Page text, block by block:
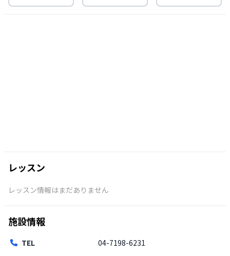
レッスン
レッスン情報はまだありません
施設情報
TEL
04-7198-6231